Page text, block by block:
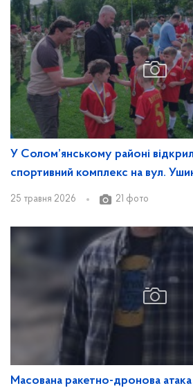
У Солом’янському районі
спортивний комплекс на вул.
25 травня 2026 21 фото
Масована ракетно-дронова атака